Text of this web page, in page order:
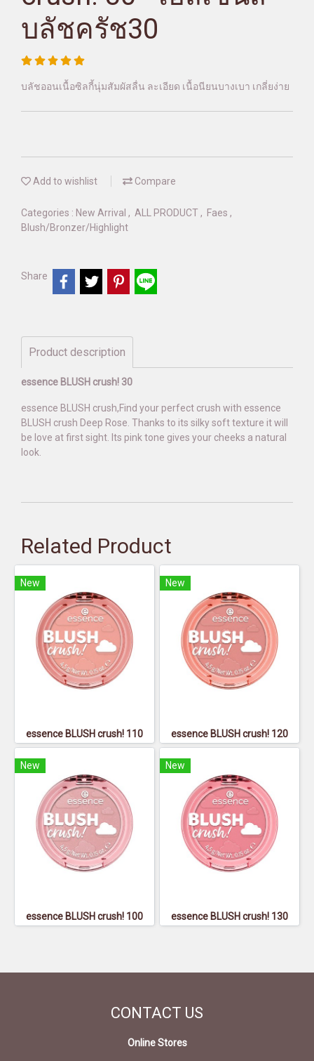
บลัชครัช30
บลัชออนเนื้อซิลกี้นุ่มสัมผัสลื่น ละเอียด เนื้อนียนบางเบา เกลี่ยง่าย
Add to wishlist Compare
Categories : New Arrival , ALL PRODUCT , Faes ,
Blush/Bronzer/Highlight
Share
Product description
essence BLUSH crush! 30
essence BLUSH crush,Find your perfect crush with essence
BLUSH crush Deep Rose. Thanks to its silky soft texture it will
be love at first sight. Its pink tone gives your cheeks a natural
look.
Related Product
New
essence BLUSH crush! 110
New
essence BLUSH crush! 120
New
essence BLUSH crush! 100
New
essence BLUSH crush! 130
CONTACT US
Online Stores